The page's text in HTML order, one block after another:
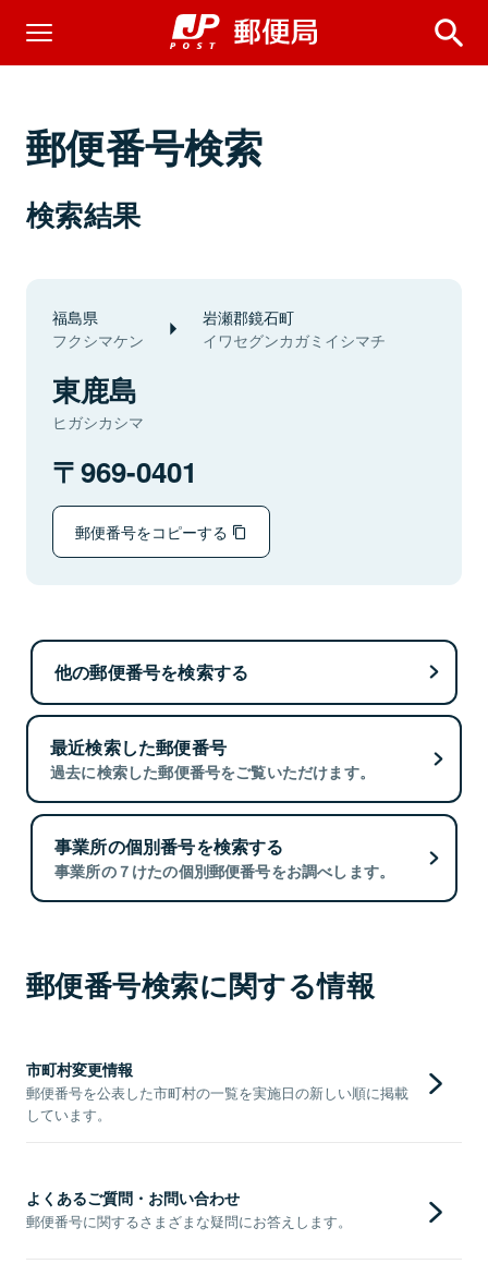
郵便番号検索
検索結果
福島県
フクシマケン
岩瀬郡鏡石町
イワセグンカガミイシマチ
東鹿島
ヒガシカシマ
969-0401
郵便番号をコピーする
他の郵便番号を検索する
最近検索した郵便番号
過去に検索した郵便番号をご覧いただけます。
事業所の個別番号を検索する
事業所の７けたの個別郵便番号をお調べします。
郵便番号検索に関する情報
市町村変更情報
郵便番号を公表した市町村の一覧を実施日の新しい順に掲載
しています。
よくあるご質問・お問い合わせ
郵便番号に関するさまざまな疑問にお答えします。